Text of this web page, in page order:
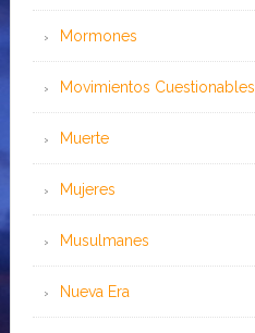
Mormones
Movimientos Cuestionables
Muerte
Mujeres
Musulmanes
Nueva Era